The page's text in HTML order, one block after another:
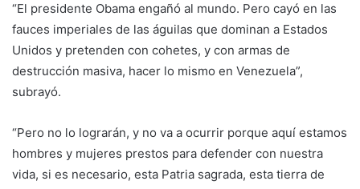
“El presidente Obama engañó al mundo. Pero cayó en las
fauces imperiales de las águilas que dominan a Estados
Unidos y pretenden con cohetes, y con armas de
destrucción masiva, hacer lo mismo en Venezuela”,
subrayó.
“Pero no lo lograrán, y no va a ocurrir porque aquí estamos
hombres y mujeres prestos para defender con nuestra
vida, si es necesario, esta Patria sagrada, esta tierra de